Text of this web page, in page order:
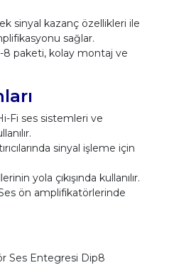
sinyal kazanç özellikleri ile
sağlar.
paketi, kolay montaj ve
Fi ses sistemleri ve
sinyal işleme için
yola çıkışında kullanılır.
ön amplifikatörlerinde
Ses Entegresi Dip8